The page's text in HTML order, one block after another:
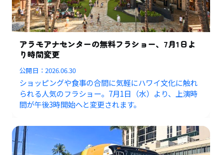
アラモアナセンターの無料フラショー、7月1日よ
り時間変更
公開日：2026.06.30
ショッピングや食事の合間に気軽にハワイ文化に触れ
られる人気のフラショー。7月1日（水）より、上演時
間が午後3時開始へと変更されます。